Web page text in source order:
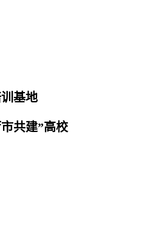
基地
共建”高校